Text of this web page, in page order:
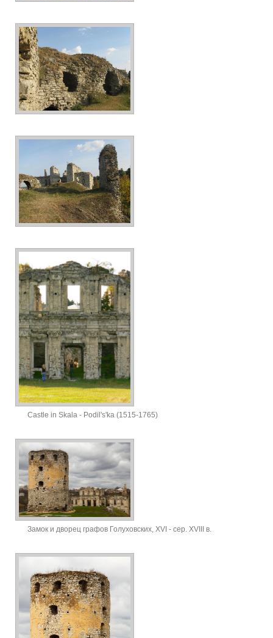
Castle in Skala - Podil's'ka (1515-1765)
Замок и дворец графов Голуховских, ХVІ - сер. ХVІІІ в.